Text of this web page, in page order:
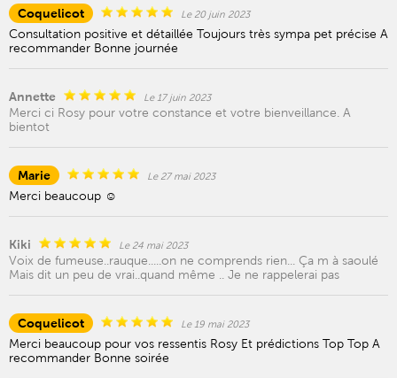
Coquelicot Le 20 juin 2023
Consultation positive et détaillée Toujours très sympa pet précise A
recommander Bonne journée
Annette Le 17 juin 2023
Merci ci Rosy pour votre constance et votre bienveillance. A
bientot
Marie Le 27 mai 2023
Merci beaucoup ☺️
Kiki Le 24 mai 2023
Voix de fumeuse..rauque.....on ne comprends rien... Ça m à saoulé
Mais dit un peu de vrai..quand même .. Je ne rappelerai pas
Coquelicot Le 19 mai 2023
Merci beaucoup pour vos ressentis Rosy Et prédictions Top Top A
recommander Bonne soirée